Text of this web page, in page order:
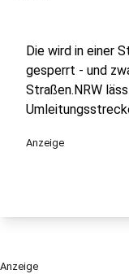
Die wird in einer
gesperrt - und
Straßen.NRW
Anzeige
Anzeige